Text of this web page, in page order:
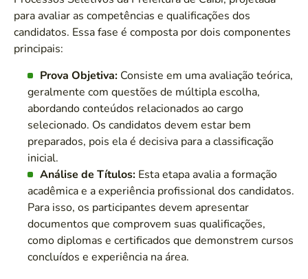
para avaliar as competências e qualificações dos
candidatos. Essa fase é composta por dois componentes
principais:
Prova Objetiva: Consiste em uma avaliação teórica,
geralmente com questões de múltipla escolha,
abordando conteúdos relacionados ao cargo
selecionado. Os candidatos devem estar bem
preparados, pois ela é decisiva para a classificação
inicial.
Análise de Títulos: Esta etapa avalia a formação
acadêmica e a experiência profissional dos candidatos.
Para isso, os participantes devem apresentar
documentos que comprovem suas qualificações,
como diplomas e certificados que demonstrem cursos
concluídos e experiência na área.